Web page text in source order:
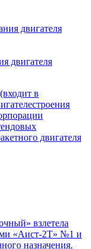
двигателя
в
двигателя
взлетела
«Аист-2Т» №1 и
назначения.